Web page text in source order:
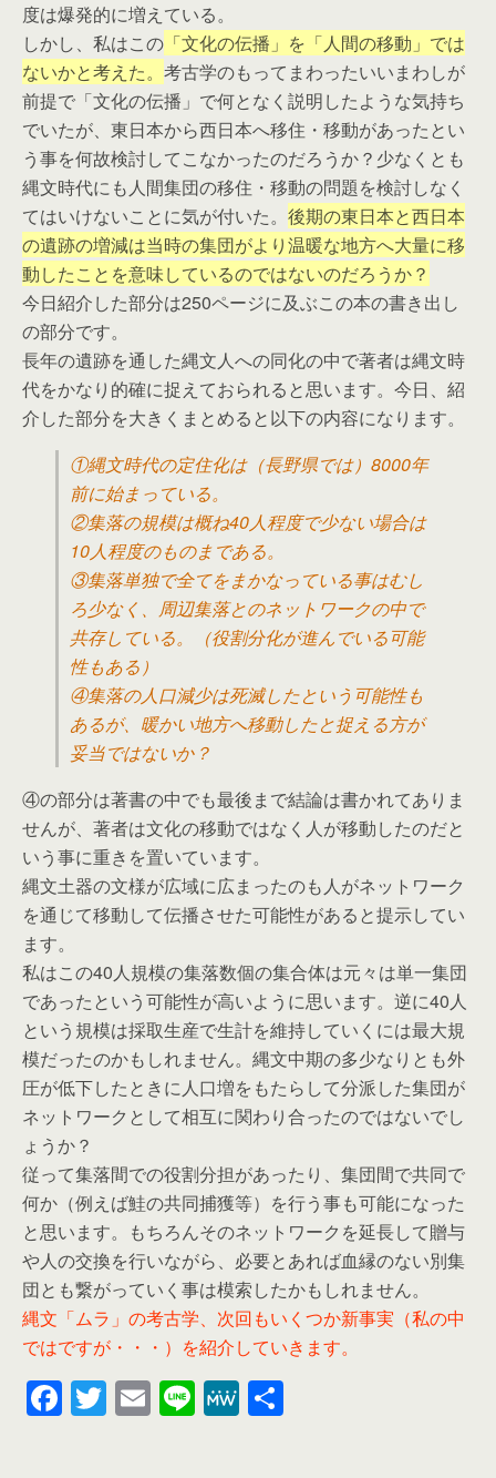
度は爆発的に増えている。
しかし、私はこの 「文化の伝播」を「人間の移動」では
ないかと考えた。 考古学のもってまわったいいまわしが
前提で「文化の伝播」で何となく説明したような気持ち
でいたが、東日本から西日本へ移住・移動があったとい
う事を何故検討してこなかったのだろうか？少なくとも
縄文時代にも人間集団の移住・移動の問題を検討しなく
てはいけないことに気が付いた。 後期の東日本と西日本
の遺跡の増減は当時の集団がより温暖な地方へ大量に移
動したことを意味しているのではないのだろうか？
今日紹介した部分は250ページに及ぶこの本の書き出し
の部分です。
長年の遺跡を通した縄文人への同化の中で著者は縄文時
代をかなり的確に捉えておられると思います。今日、紹
介した部分を大きくまとめると以下の内容になります。
①縄文時代の定住化は（長野県では）8000年
前に始まっている。
②集落の規模は概ね40人程度で少ない場合は
10人程度のものまである。
③集落単独で全てをまかなっている事はむし
ろ少なく、周辺集落とのネットワークの中で
共存している。（役割分化が進んでいる可能
性もある）
④集落の人口減少は死滅したという可能性も
あるが、暖かい地方へ移動したと捉える方が
妥当ではないか？
④の部分は著書の中でも最後まで結論は書かれてありま
せんが、著者は文化の移動ではなく人が移動したのだと
いう事に重きを置いています。
縄文土器の文様が広域に広まったのも人がネットワーク
を通じて移動して伝播させた可能性があると提示してい
ます。
私はこの40人規模の集落数個の集合体は元々は単一集団
であったという可能性が高いように思います。逆に40人
という規模は採取生産で生計を維持していくには最大規
模だったのかもしれません。縄文中期の多少なりとも外
圧が低下したときに人口増をもたらして分派した集団が
ネットワークとして相互に関わり合ったのではないでし
ょうか？
従って集落間での役割分担があったり、集団間で共同で
何か（例えば鮭の共同捕獲等）を行う事も可能になった
と思います。もちろんそのネットワークを延長して贈与
や人の交換を行いながら、必要とあれば血縁のない別集
団とも繋がっていく事は模索したかもしれません。
縄文「ムラ」の考古学、次回もいくつか新事実（私の中
ではですが・・・）を紹介していきます。
F T E Li M